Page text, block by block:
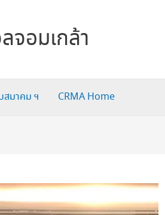
จอมเกล้า
สมาคม ฯ CRMA Home